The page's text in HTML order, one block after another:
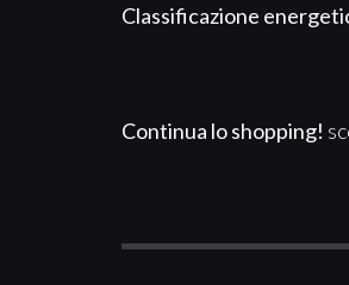
Classificazione
Continua lo shopping!